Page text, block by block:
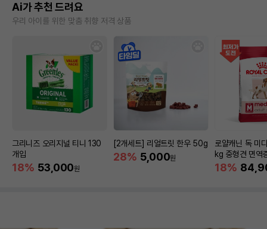
Ai가 추천 드려요
우리 아이를 위한 맞춤 취향 저격 상품
그리니즈 오리지널 티니 130
개입
18% 53,000원
[2개세트] 리얼트릿 한우 50g
28% 5,000원
로얄캐닌 독 미
kg 중형견 면역
18%